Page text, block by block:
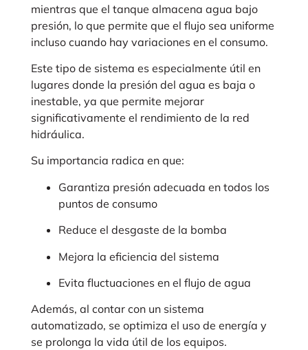
mientras que el tanque almacena agua bajo
presión, lo que permite que el flujo sea uniforme
incluso cuando hay variaciones en el consumo.
Este tipo de sistema es especialmente útil en
lugares donde la presión del agua es baja o
inestable, ya que permite mejorar
significativamente el rendimiento de la red
hidráulica.
Su importancia radica en que:
Garantiza presión adecuada en todos los
puntos de consumo
Reduce el desgaste de la bomba
Mejora la eficiencia del sistema
Evita fluctuaciones en el flujo de agua
Además, al contar con un sistema
automatizado, se optimiza el uso de energía y
se prolonga la vida útil de los equipos.